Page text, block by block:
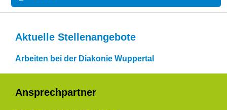
Aktuelle Stellenangebote
Arbeiten bei der Diakonie Wuppertal
Ansprechpartner